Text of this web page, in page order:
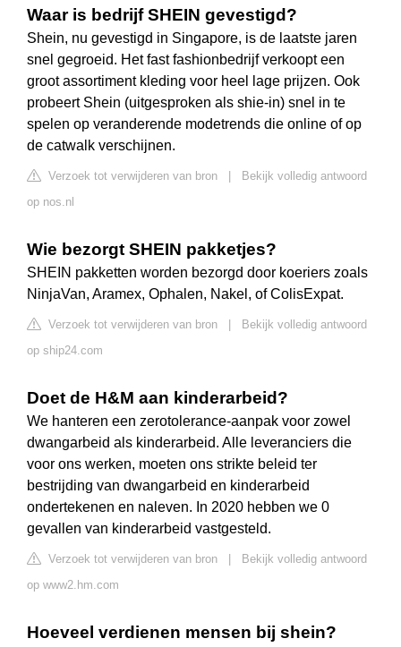
Waar is bedrijf SHEIN gevestigd?
Shein, nu gevestigd in Singapore, is de laatste jaren
snel gegroeid. Het fast fashionbedrijf verkoopt een
groot assortiment kleding voor heel lage prijzen. Ook
probeert Shein (uitgesproken als shie-in) snel in te
spelen op veranderende modetrends die online of op
de catwalk verschijnen.
Verzoek tot verwijderen van bron
Bekijk volledig antwoord
op nos.nl
Wie bezorgt SHEIN pakketjes?
SHEIN pakketten worden bezorgd door koeriers zoals
NinjaVan, Aramex, Ophalen, Nakel, of ColisExpat.
Verzoek tot verwijderen van bron
Bekijk volledig antwoord
op ship24.com
Doet de H&M aan kinderarbeid?
We hanteren een zerotolerance-aanpak voor zowel
dwangarbeid als kinderarbeid. Alle leveranciers die
voor ons werken, moeten ons strikte beleid ter
bestrijding van dwangarbeid en kinderarbeid
ondertekenen en naleven. In 2020 hebben we 0
gevallen van kinderarbeid vastgesteld.
Verzoek tot verwijderen van bron
Bekijk volledig antwoord
op www2.hm.com
Hoeveel verdienen mensen bij shein?